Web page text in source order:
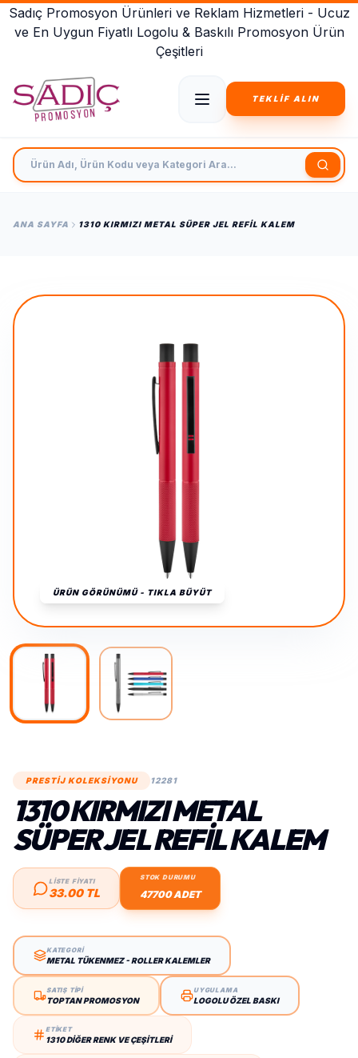
Sadıç Promosyon Ürünleri ve Reklam Hizmetleri - Ucuz
ve En Uygun Fiyatlı Logolu & Baskılı Promosyon Ürün
Çeşitleri
TEKLİF ALIN
Ürün Adı, Ürün Kodu veya Kategori Ara
ANA SAYFA 1310 KIRMIZI METAL SÜPER JEL REFIL KALEM
ÜRÜN GÖRÜNÜMÜ - TIKLA BÜYÜT
PRESTİJ KOLEKSİYONU 12281
1310 KIRMIZI METAL
SÜPER JEL REFIL KALEM
LİSTE FİYATI
33.00 TL
STOK DURUMU
47700 ADET
KATEGORİ
METAL TÜKENMEZ - ROLLER KALEMLER
SATIŞ TİPİ
TOPTAN PROMOSYON
UYGULAMA
LOGOLU ÖZEL BASKI
ETİKET
1310 DIĞER RENK VE ÇEŞITLERI